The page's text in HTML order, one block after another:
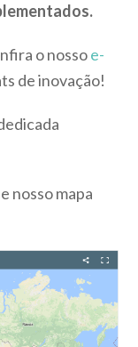
o nossoe-
de inovação!
nosso mapa